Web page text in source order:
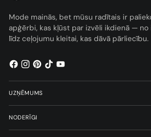
Mode mainās, bet mūsu radītais ir
apģērbi, kas kļūst par izvēli ikdienā —
līdz ceļojumu kleitai, kas dāvā pārliecību.
UZŅĒMUMS
NODERĪGI